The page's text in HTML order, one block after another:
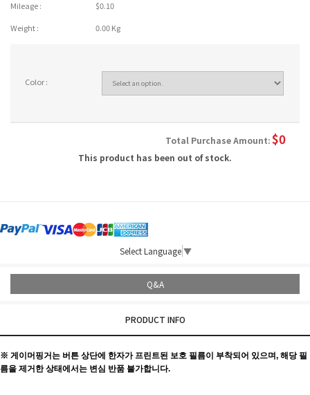
Mileage :
$0.10
Weight :
0.00 Kg
Color :
Total Purchase Amount:$0
This product has been out of stock.
Select Language ▼
Q&A
PRODUCT INFO
※ 게이머핑거는 버튼 상단에 한자가 프린트된 보호 필름이 부착되어 있으며, 해당 필
름을 제거한 상태에서는 변심 반품 불가합니다.